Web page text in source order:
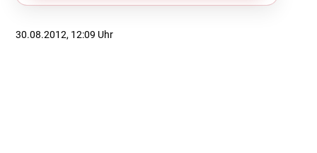
30.08.2012, 12:09 Uhr